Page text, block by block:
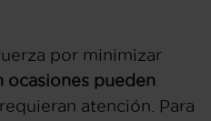
por minimizar
ocasiones pueden
atención. Para